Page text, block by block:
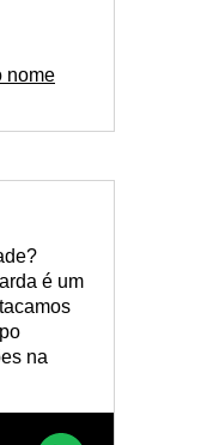
nome
é um
na